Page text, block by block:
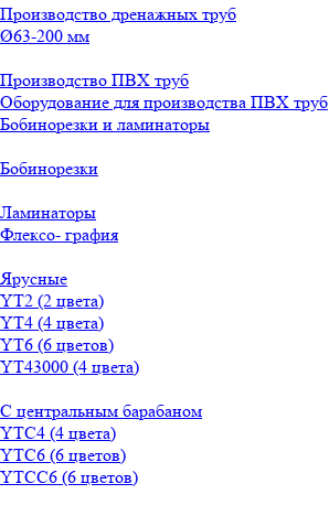
Производство дренажных труб
Ø63-200 мм
Производство ПВХ труб
Оборудование для производства ПВХ труб
Бобинорезки и ламинаторы
Бобинорезки
Ламинаторы
Флексо- графия
Ярусные
YT2 (2 цвета)
YT4 (4 цвета)
YT6 (6 цветов)
YT43000 (4 цвета)
С центральным барабаном
YТС4 (4 цвета)
YТС6 (6 цветов)
YТСC6 (6 цветов)